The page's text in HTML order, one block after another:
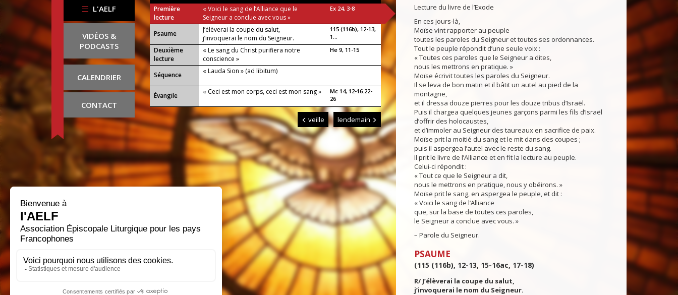
L'AELF
VIDÉOS &
PODCASTS
CALENDRIER
CONTACT
Première
lecture
« Voici le sang de l’Alliance que le
Seigneur a conclue avec vous »
Ex 24, 3-8
Psaume
J’élèverai la coupe du salut,
j’invoquerai le nom du Seigneur.
ou : Alléluia !
115 (116b), 12-13,
1...
Deuxième
lecture
« Le sang du Christ purifiera notre
conscience »
He 9, 11-15
Séquence « Lauda Sion » (ad libitum)
Évangile « Ceci est mon corps, ceci est mon sang »
Mc 14, 12-16.22-
26
veille lendemain
Lecture du livre de l’Exode
En ces jours-là,
Moïse vint rapporter au peuple
toutes les paroles du Seigneur et toutes ses ordonnances.
Tout le peuple répondit d’une seule voix :
« Toutes ces paroles que le Seigneur a dites,
nous les mettrons en pratique. »
Moïse écrivit toutes les paroles du Seigneur.
Il se leva de bon matin et il bâtit un autel au pied de la
montagne,
et il dressa douze pierres pour les douze tribus d’Israël.
Puis il chargea quelques jeunes garçons parmi les fils d’Israël
d’offrir des holocaustes,
et d’immoler au Seigneur des taureaux en sacrifice de paix.
Moïse prit la moitié du sang et le mit dans des coupes ;
puis il aspergea l’autel avec le reste du sang.
Il prit le livre de l’Alliance et en fit la lecture au peuple.
Celui-ci répondit :
« Tout ce que le Seigneur a dit,
nous le mettrons en pratique, nous y obéirons. »
Moïse prit le sang, en aspergea le peuple, et dit :
« Voici le sang de l’Alliance
que, sur la base de toutes ces paroles,
le Seigneur a conclue avec vous. »
– Parole du Seigneur.
PSAUME
(115 (116b), 12-13, 15-16ac, 17-18)
R/ J’élèverai la coupe du salut,
j’invoquerai le nom du Seigneur.